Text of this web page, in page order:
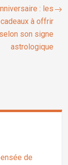
: les
à offrir
selon son signe
astrologique
de